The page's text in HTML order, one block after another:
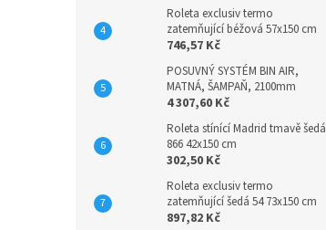
Roleta exclusiv termo
zatemňující béžová 57x150 cm
746,57 Kč
POSUVNÝ SYSTÉM BIN AIR,
MATNÁ, ŠAMPAŇ, 2100mm
4 307,60 Kč
Roleta stínící Madrid tmavě šedá
866 42x150 cm
302,50 Kč
Roleta exclusiv termo
zatemňující šedá 54 73x150 cm
897,82 Kč